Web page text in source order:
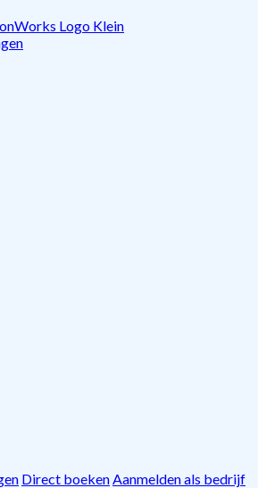
Direct boekenAanmelden als bedrijf